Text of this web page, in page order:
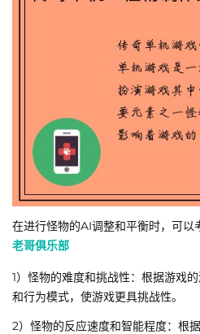
在进行怪物的AI调整和平衡时，可以
老哥俱乐部
1）怪物的难度和挑战性：根据游戏
和行为模式，使游戏更具挑战性。
2）怪物的反应速度和智能程度：根